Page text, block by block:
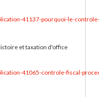
41137-pourquoi-le-
et taxation d'office
41065-controle-fiscal-